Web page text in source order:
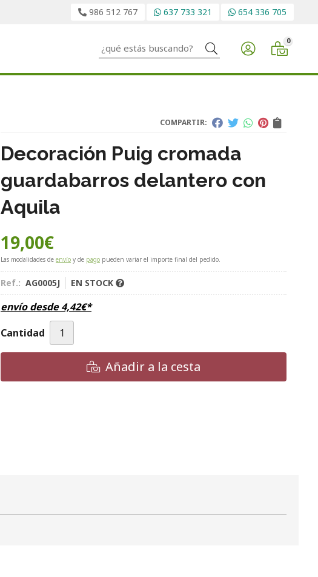
986 512 767 637 733 321 654 336 705
Buscar 0
COMPARTIR:
Decoración Puig cromada
guardabarros delantero con
Aquila
19,00€
Las modalidades de envío y de pago pueden variar el importe final del pedido.
Ref.: AG0005J EN STOCK
envío desde4,42€*
Cantidad
Añadir a la cesta